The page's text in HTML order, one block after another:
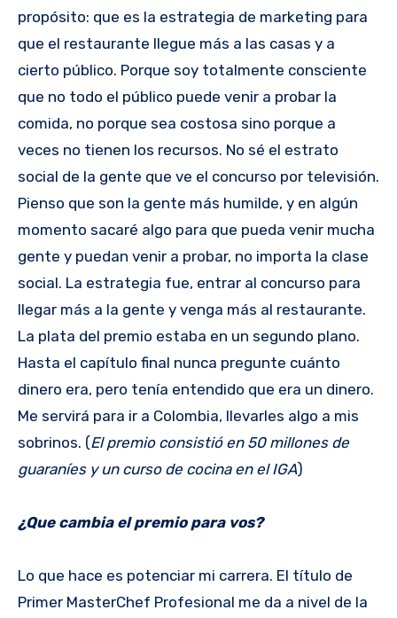
propósito: que es la estrategia de marketing para
que el restaurante llegue más a las casas y a
cierto público. Porque soy totalmente consciente
que no todo el público puede venir a probar la
comida, no porque sea costosa sino porque a
veces no tienen los recursos. No sé el estrato
social de la gente que ve el concurso por televisión.
Pienso que son la gente más humilde, y en algún
momento sacaré algo para que pueda venir mucha
gente y puedan venir a probar, no importa la clase
social. La estrategia fue, entrar al concurso para
llegar más a la gente y venga más al restaurante.
La plata del premio estaba en un segundo plano.
Hasta el capítulo final nunca pregunte cuánto
dinero era, pero tenía entendido que era un dinero.
Me servirá para ir a Colombia, llevarles algo a mis
sobrinos. (El premio consistió en 50 millones de
guaraníes y un curso de cocina en el IGA)
¿Que cambia el premio para vos?
Lo que hace es potenciar mi carrera. El título de
Primer MasterChef Profesional me da a nivel de la